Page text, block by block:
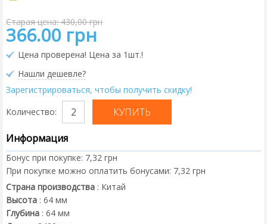
Старая цена: 430,00 грн
366.00 грн
Цена проверена! Цена за 1шт.!
Нашли дешевле?
Зарегистрироваться, чтобы получить скидку!
Количество:
Информация
Бонус при покупке: 7,32 грн
При покупке можно оплатить бонусами: 7,32 грн
Страна производства : Китай
Высота : 64 мм
Глубина : 64 мм